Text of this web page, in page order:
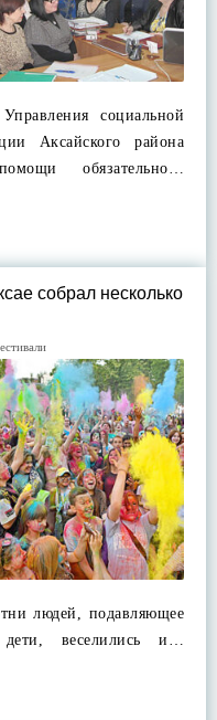
социальной
Аксайского района
обязательно…
собрал несколько
людей, подавляющее
веселились и…